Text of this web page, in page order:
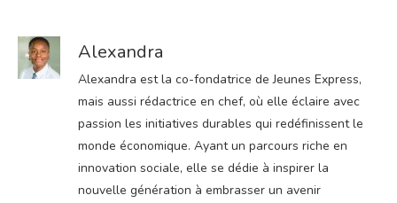
Alexandra
Alexandra est la co-fondatrice de Jeunes Express,
mais aussi rédactrice en chef, où elle éclaire avec
passion les initiatives durables qui redéfinissent le
monde économique. Ayant un parcours riche en
innovation sociale, elle se dédie à inspirer la
nouvelle génération à embrasser un avenir